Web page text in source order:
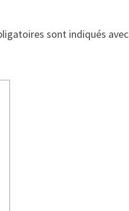
sont indiqués avec